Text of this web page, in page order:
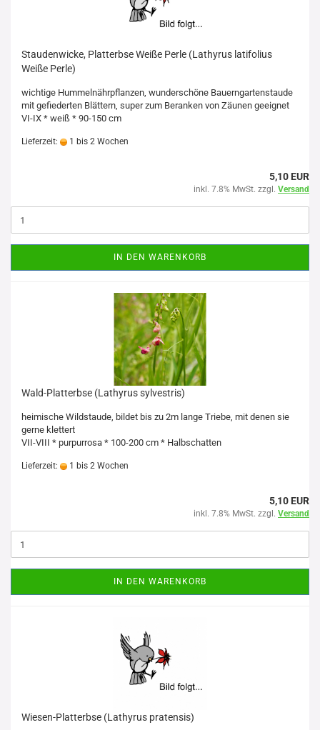
Staudenwicke, Platterbse Weiße Perle (Lathyrus latifolius
Weiße Perle)
wichtige Hummelnährpflanzen, wunderschöne Bauerngartenstaude
mit gefiederten Blättern, super zum Beranken von Zäunen geeignet
VI-IX * weiß * 90-150 cm
Lieferzeit: 1 bis 2 Wochen
5,10 EUR
inkl. 7.8% MwSt. zzgl. Versand
IN DEN WARENKORB
Wald-Platterbse (Lathyrus sylvestris)
heimische Wildstaude, bildet bis zu 2m lange Triebe, mit denen sie
gerne klettert
VII-VIII * purpurrosa * 100-200 cm * Halbschatten
Lieferzeit: 1 bis 2 Wochen
5,10 EUR
inkl. 7.8% MwSt. zzgl. Versand
IN DEN WARENKORB
Wiesen-Platterbse (Lathyrus pratensis)